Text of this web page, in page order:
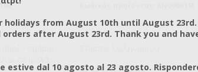
holidays from August 10th until August
after August 23rd. Thank you and
estive dal 10 agosto al 23 agosto.